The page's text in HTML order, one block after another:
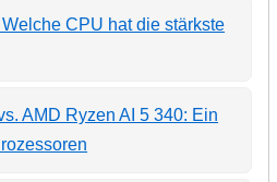
CPU hat die stärkste
AMD Ryzen AI 5 340: Ein